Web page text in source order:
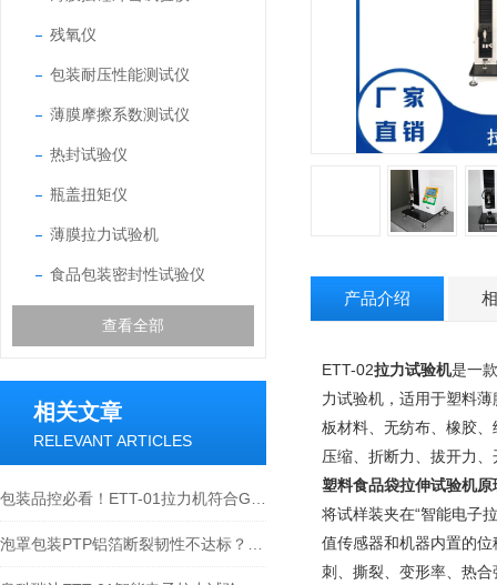
残氧仪
包装耐压性能测试仪
薄膜摩擦系数测试仪
热封试验仪
瓶盖扭矩仪
薄膜拉力试验机
食品包装密封性试验仪
查看全部
相关文章
RELEVANT ARTICLES
产品介绍
ETT-02拉力试验机是一
力试验机，适用于塑料
板材料、无纺布、橡胶
压缩、折断力、拔开力
塑料食品袋拉伸试验机原
将试样装夹在“智能电子
值传感器和机器内置的
刺、撕裂、变形率、热